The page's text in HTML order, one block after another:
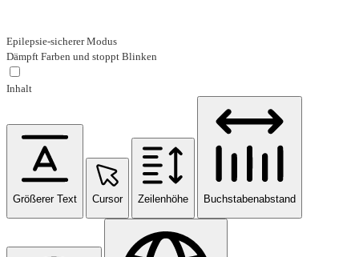
Epilepsie-sicherer Modus
Dämpft Farben und stoppt Blinken
Inhalt
Größerer Text Cursor Zeilenhöhe Buchstabenabstand